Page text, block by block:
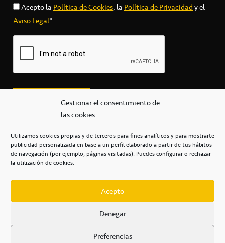
Gestionar el consentimiento de
las cookies
Utilizamos cookies propias y de terceros para fines analíticos y para mostrarte
publicidad personalizada en base a un perfil elaborado a partir de tus hábitos
de navegación (por ejemplo, páginas visitadas). Puedes configurar o rechazar
la utilización de cookies.
Acepto
Denegar
Preferencias
Acepto laPolítica de Cookies, laPolítica de Privacidady el
Aviso Legal*
secretaria@cbcanarias.es
+34 922 253 684
Casa del Deporte / 38108 – La Laguna
POLÍTICA DE PRIVACIDAD / POLÍTICA DE COOKIES /
AVISO LEGAL / CONDICIONES